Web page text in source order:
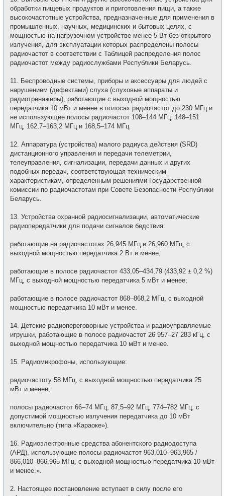
обработки пищевых продуктов и приготовления пищи, а также
высокочастотные устройства, предназначенные для применения в
промышленных, научных, медицинских и бытовых целях, с
мощностью на нагрузочном устройстве менее 5 Вт без открытого
излучения, для эксплуатации которых распределены полосы
радиочастот в соответствии с Таблицей распределения полос
радиочастот между радиослужбами Республики Беларусь.
11. Беспроводные системы, приборы и аксессуары для людей с
нарушением (дефектами) слуха (слуховые аппараты и
радиотренажеры), работающие с выходной мощностью
передатчика 10 мВт и менее в полосах радиочастот до 230 МГц и
не использующие полосы радиочастот 108–144 МГц, 148–151
МГц, 162,7–163,2 МГц и 168,5–174 МГц.
12. Аппаратура (устройства) малого радиуса действия (SRD)
дистанционного управления и передачи телеметрии,
телеуправления, сигнализации, передачи данных и других
подобных передач, соответствующая техническим
характеристикам, определенным решениями Государственной
комиссии по радиочастотам при Совете Безопасности Республики
Беларусь.
13. Устройства охранной радиосигнализации, автоматические
радиопередатчики для подачи сигналов бедствия:
работающие на радиочастотах 26,945 МГц и 26,960 МГц, с
выходной мощностью передатчика 2 Вт и менее;
работающие в полосе радиочастот 433,05–434,79 (433,92 ± 0,2 %)
МГц, с выходной мощностью передатчика 5 мВт и менее;
работающие в полосе радиочастот 868–868,2 МГц, с выходной
мощностью передатчика 10 мВт и менее.
14. Детские радиопереговорные устройства и радиоуправляемые
игрушки, работающие в полосе радиочастот 26 957–27 283 кГц, с
выходной мощностью передатчика 10 мВт и менее.
15. Радиомикрофоны, использующие:
радиочастоту 58 МГц, с выходной мощностью передатчика 25
мВт и менее;
полосы радиочастот 66–74 МГц, 87,5–92 МГц, 774–782 МГц, с
допустимой мощностью излучения передатчика до 10 мВт
включительно (типа «Караоке»).
16. Радиоэлектронные средства абонентского радиодоступа
(АРД), использующие полосы радиочастот 963,010–963,965 /
866,010–866,965 МГц, с выходной мощностью передатчика 10 мВт
и менее.».
2. Настоящее постановление вступает в силу после его